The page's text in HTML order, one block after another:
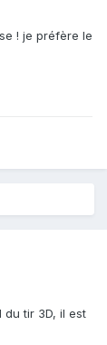
! je préfère le
tir 3D, il est